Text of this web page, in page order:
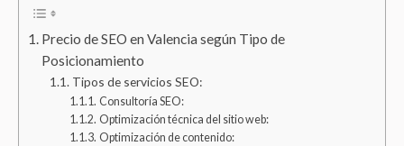
Precio de SEO en Valencia según Tipo de
Posicionamiento
Tipos de servicios SEO:
Consultoría SEO:
Optimización técnica del sitio web:
Optimización de contenido: